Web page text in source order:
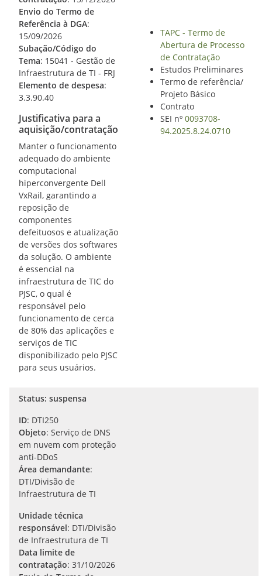
Envio do Termo de
Referência à DGA:
15/09/2026
Subação/Código do
Tema: 15041 - Gestão de
Infraestrutura de TI - FRJ
Elemento de despesa:
3.3.90.40
Justificativa para a
aquisição/contratação
Manter o funcionamento
adequado do ambiente
computacional
hiperconvergente Dell
VxRail, garantindo a
reposição de
componentes
defeituosos e atualização
de versões dos softwares
da solução. O ambiente
é essencial na
infraestrutura de TIC do
PJSC, o qual é
responsável pelo
funcionamento de cerca
de 80% das aplicações e
serviços de TIC
disponibilizado pelo PJSC
para seus usuários.
TAPC - Termo de
Abertura de Processo
de Contratação
Estudos Preliminares
Termo de referência/
Projeto Básico
Contrato
SEI nº 0093708-
94.2025.8.24.0710
Status: suspensa
ID: DTI250
Objeto: Serviço de DNS
em nuvem com proteção
anti-DDoS
Área demandante:
DTI/Divisão de
Infraestrutura de TI
Unidade técnica
responsável: DTI/Divisão
de Infraestrutura de TI
Data limite de
contratação: 31/10/2026